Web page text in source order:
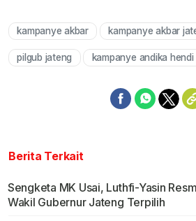
kampanye akbar kampanye akbar
pilgub jateng kampanye andika hendi
Berita Terkait
Sengketa MK Usai, Luthfi-Yasin
Wakil Gubernur Jateng Terpilih